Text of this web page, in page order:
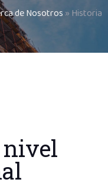
de Nosotros»Historia